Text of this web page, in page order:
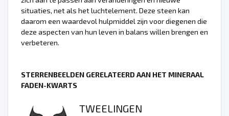
situaties, net als het luchtelement. Deze steen kan
daarom een waardevol hulpmiddel zijn voor diegenen die
deze aspecten van hun leven in balans willen brengen en
verbeteren.
STERRENBEELDEN GERELATEERD AAN HET MINERAAL
FADEN-KWARTS
TWEELINGEN